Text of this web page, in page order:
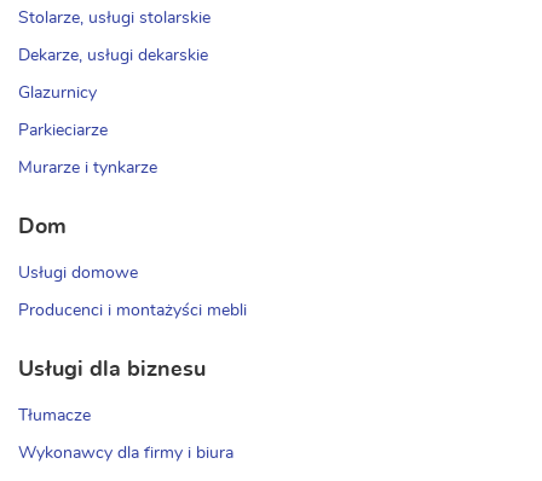
Stolarze, usługi stolarskie
Dekarze, usługi dekarskie
Glazurnicy
Parkieciarze
Murarze i tynkarze
Dom
Usługi domowe
Producenci i montażyści mebli
Usługi dla biznesu
Tłumacze
Wykonawcy dla firmy i biura